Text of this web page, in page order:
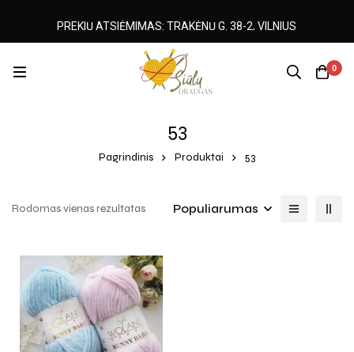
0
53
Pagrindinis Produktai 53
Rodomas vienas rezultatas Populiarumas
PREKIŲ ATSIĖMIMAS: TRAKĖNŲ G. 38-2, VILNIUS